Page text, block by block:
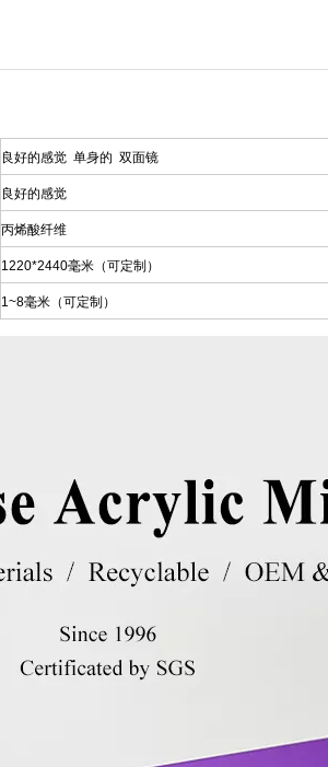
良好的感觉 单身的 双面镜
良好的感觉
丙烯酸纤维
1220*2440毫米（可定制）
1~8毫米（可定制）